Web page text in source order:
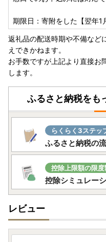
期限日：寄附をした【翌年1
返礼品の配送時期や不備など
えできかねます。
お手数ですが上記より直接お
します。
ふるさと納税をも
らくらく3ステッ
ふるさと納税の
控除上限額の限
控除シミュレー
レビュー